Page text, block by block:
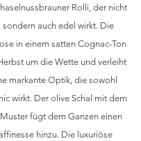
Rolli, der nicht
sondern auch edel wirkt. Die
in einem satten Cognac-Ton
um die Wette und verleiht
markante Optik, die sowohl
wirkt. Der olive Schal mit dem
fügt dem Ganzen einen
hinzu. Die luxuriöse